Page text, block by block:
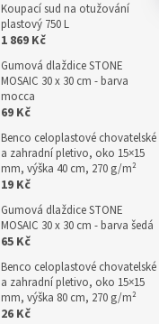
Koupací sud na otužování
plastový 750 L
1 869 Kč
Gumová dlaždice STONE
MOSAIC 30 x 30 cm - barva
mocca
69 Kč
Benco celoplastové chovatelské
a zahradní pletivo, oko 15×15
mm, výška 40 cm, 270 g/m²
19 Kč
Gumová dlaždice STONE
MOSAIC 30 x 30 cm - barva šedá
65 Kč
Benco celoplastové chovatelské
a zahradní pletivo, oko 15×15
mm, výška 80 cm, 270 g/m²
26 Kč